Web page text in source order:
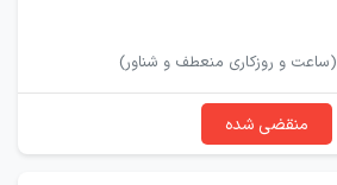
(ساعت و روزکاری منعطف و شناور)
منقضی شده